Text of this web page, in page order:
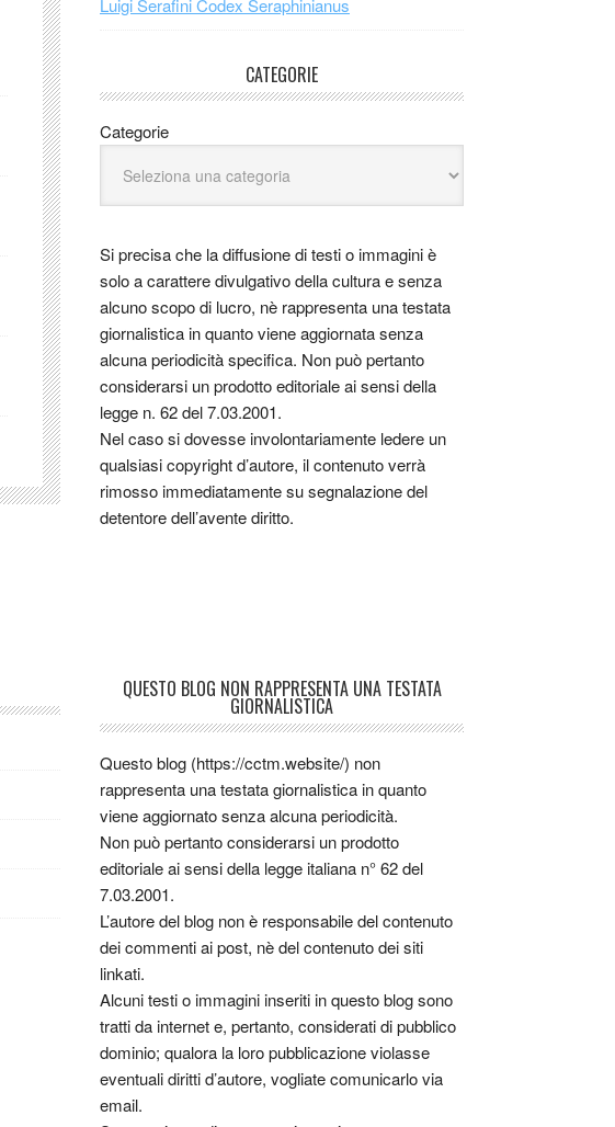
Luigi Serafini Codex Seraphinianus
CATEGORIE
Categorie
Si precisa che la diffusione di testi o immagini è
solo a carattere divulgativo della cultura e senza
alcuno scopo di lucro, nè rappresenta una testata
giornalistica in quanto viene aggiornata senza
alcuna periodicità specifica. Non può pertanto
considerarsi un prodotto editoriale ai sensi della
legge n. 62 del 7.03.2001.
Nel caso si dovesse involontariamente ledere un
qualsiasi copyright d’autore, il contenuto verrà
rimosso immediatamente su segnalazione del
detentore dell’avente diritto.
QUESTO BLOG NON RAPPRESENTA UNA TESTATA
GIORNALISTICA
Questo blog (https://cctm.website/) non
rappresenta una testata giornalistica in quanto
viene aggiornato senza alcuna periodicità.
Non può pertanto considerarsi un prodotto
editoriale ai sensi della legge italiana n° 62 del
7.03.2001.
L’autore del blog non è responsabile del contenuto
dei commenti ai post, nè del contenuto dei siti
linkati.
Alcuni testi o immagini inseriti in questo blog sono
tratti da internet e, pertanto, considerati di pubblico
dominio; qualora la loro pubblicazione violasse
eventuali diritti d’autore, vogliate comunicarlo via
email.